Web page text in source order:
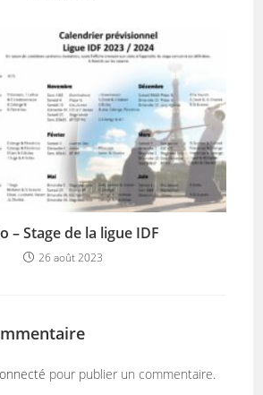
– Stage de la ligue IDF
26 août 2023
pour publier un commentaire.